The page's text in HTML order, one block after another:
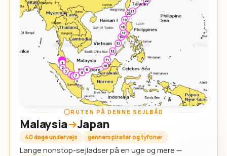
RUTEN PÅ DENNE SEJLBÅD
Malaysia Japan
40 dage undervejs gennem pirater og tyfoner
Lange nonstop-sejladser på en uge og mere —